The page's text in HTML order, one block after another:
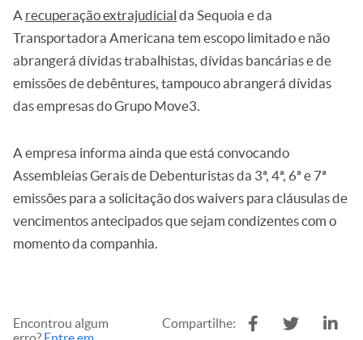
A recuperação extrajudicial da Sequoia e da
Transportadora Americana tem escopo limitado e não
abrangerá dívidas trabalhistas, dívidas bancárias e de
emissões de debêntures, tampouco abrangerá dívidas
das empresas do Grupo Move3.
A empresa informa ainda que está convocando
Assembleias Gerais de Debenturistas da 3ª, 4ª, 6ª e 7ª
emissões para a solicitação dos waivers para cláusulas de
vencimentos antecipados que sejam condizentes com o
momento da companhia.
Encontrou algum
Compartilhe: